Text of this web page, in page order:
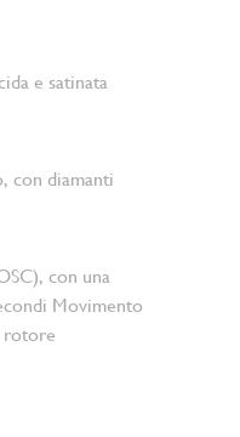
e satinata
con diamanti
con una
Movimento
rotore